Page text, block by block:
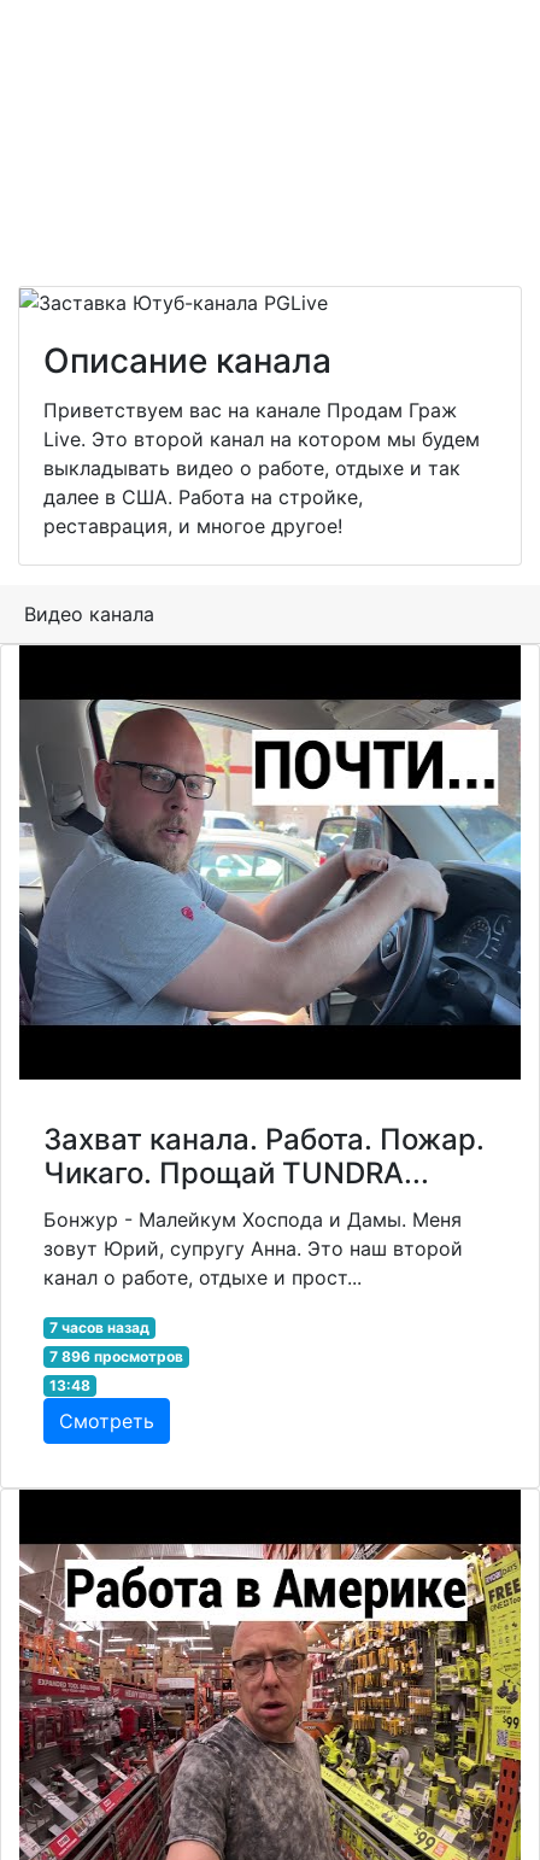
Описание канала
Приветствуем вас на канале Продам Граж
Live. Это второй канал на котором мы будем
выкладывать видео о работе, отдыхе и так
далее в США. Работа на стройке,
реставрация, и многое другое!
Видео канала
Захват канала. Работа. Пожар.
Чикаго. Прощай TUNDRA...
Бонжур - Малейкум Хоспода и Дамы. Меня
зовут Юрий, супругу Анна. Это наш второй
канал о работе, отдыхе и прост...
7 часов назад
7 896 просмотров
13:48
Смотреть